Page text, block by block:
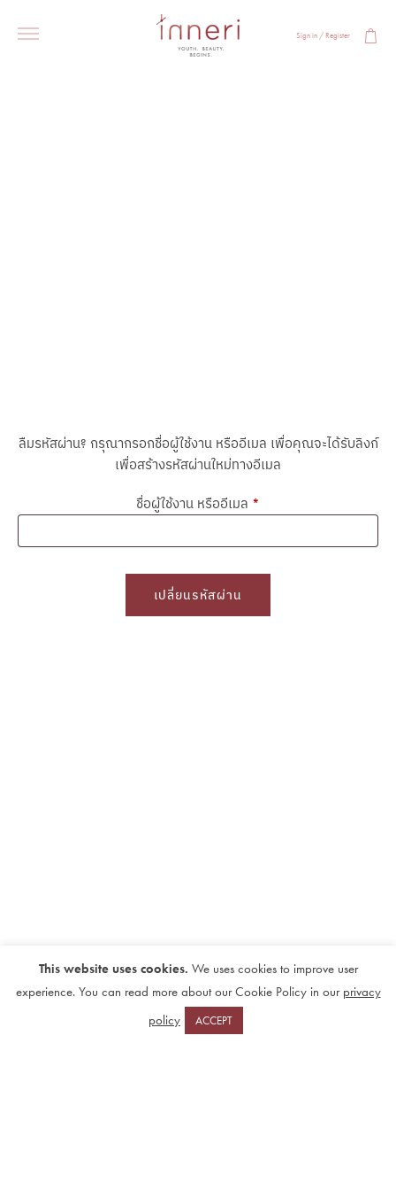
Sign in / Register
ลืมรหัสผ่าน? กรุณากรอกชื่อผู้ใช้งาน หรืออีเมล เพื่อคุณจะได้รับลิงก์
เพื่อสร้างรหัสผ่านใหม่ทางอีเมล
ชื่อผู้ใช้งาน หรืออีเมล *
เปลี่ยนรหัสผ่าน
This website uses cookies. We uses cookies to improve user
experience. You can read more about our Cookie Policy in our privacy
policy
ACCEPT